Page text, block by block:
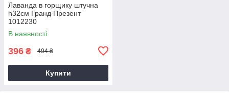
Лаванда в горщику штучна
h32см Гранд Презент
1012230
В наявності
396 ₴ 494 ₴
Купити